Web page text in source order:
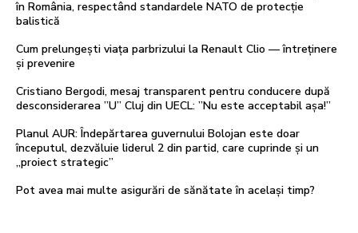
în România, respectând standardele NATO de protecție
balistică
Cum prelungești viața parbrizului la Renault Clio — întreținere
și prevenire
Cristiano Bergodi, mesaj transparent pentru conducere după
desconsiderarea ”U” Cluj din UECL: ”Nu este acceptabil așa!”
Planul AUR: Îndepărtarea guvernului Bolojan este doar
începutul, dezvăluie liderul 2 din partid, care cuprinde și un
„proiect strategic”
Pot avea mai multe asigurări de sănătate în același timp?